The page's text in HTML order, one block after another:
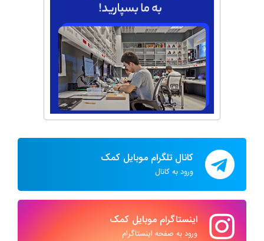
کانال تلگرام موبایل کمک
ورود به کانال
اینستاگرام موبایل کمک
ورود به صفحه اینستاگرام